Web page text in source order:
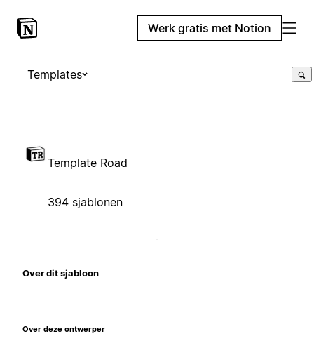
Werk gratis met Notion
Templates
Template Road
394 sjablonen
Over dit sjabloon
Over deze ontwerper